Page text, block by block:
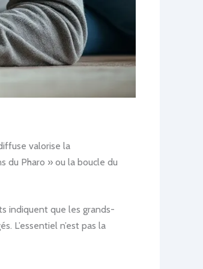
valorise la
du Pharo » ou la boucle du
indiquent que les grands-
L’essentiel n’est pas la